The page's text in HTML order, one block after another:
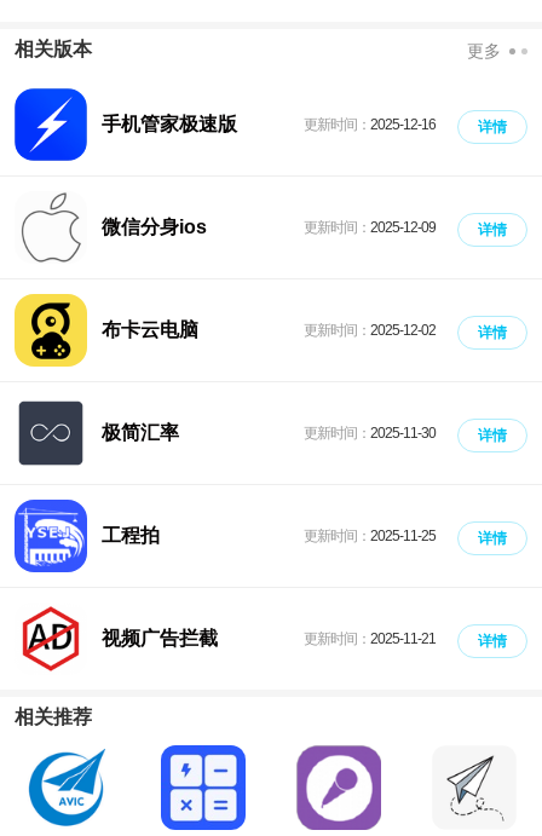
相关版本 更多
手机管家极速版 更新时间： 2025-12-16 详情
微信分身ios 更新时间： 2025-12-09 详情
布卡云电脑 更新时间： 2025-12-02 详情
极简汇率 更新时间： 2025-11-30 详情
工程拍 更新时间： 2025-11-25 详情
视频广告拦截 更新时间： 2025-11-21 详情
相关推荐